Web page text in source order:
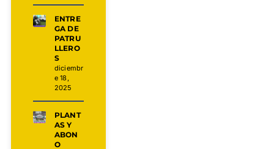
ENTRE
GA DE
PATRU
LLERO
S
diciembr
e 18,
2025
PLANT
AS Y
ABON
O